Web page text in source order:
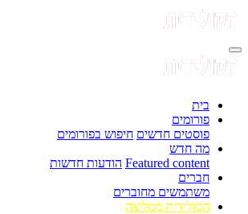
בית
פורומים
פוסטים חדשים חיפוש בפורומים
מה חדש
Featured content הודעות חדשות
חברים
משתמשים מחוברים
הסולידית ממליצה